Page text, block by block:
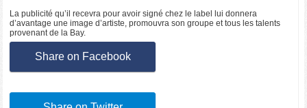
La publicité qu’il recevra pour avoir signé chez le label lui donnera
d’avantage une image d’artiste, promouvra son groupe et tous les talents
provenant de la Bay.
Share on Facebook